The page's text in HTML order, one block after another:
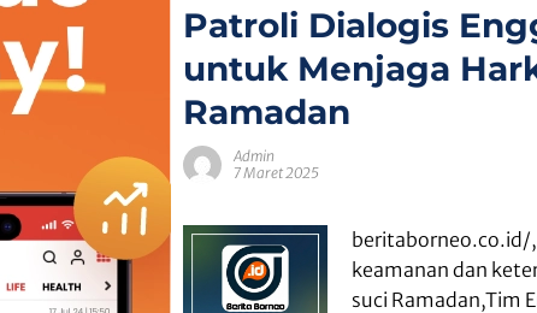
Patroli Dialogis
untuk Menjaga
Ramadan
Admin
7 Maret 2025
beritaborneo.co.id/
keamanan dan
suci Ramadan,Tim